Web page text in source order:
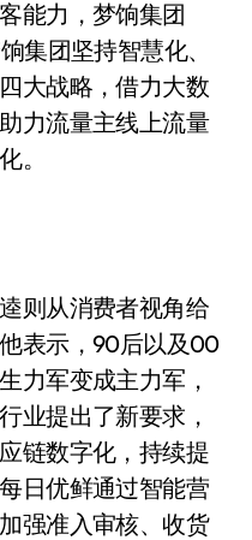
能力，梦饷集团
集团坚持智慧化、
大战略，借力大数
力流量主线上流量
。
则从消费者视角给
表示，90后以及00
力军变成主力军，
业提出了新要求，
链数字化，持续提
日优鲜通过智能营
强准入审核、收货